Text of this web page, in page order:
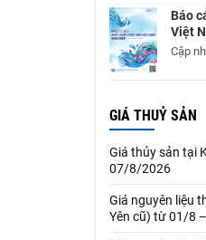
Báo
Việt
Cập
GIÁ THUỶ SẢN
Giá thủy sản tại
07/8/2026
Giá nguyên liệu
Yên cũ) từ 01/8